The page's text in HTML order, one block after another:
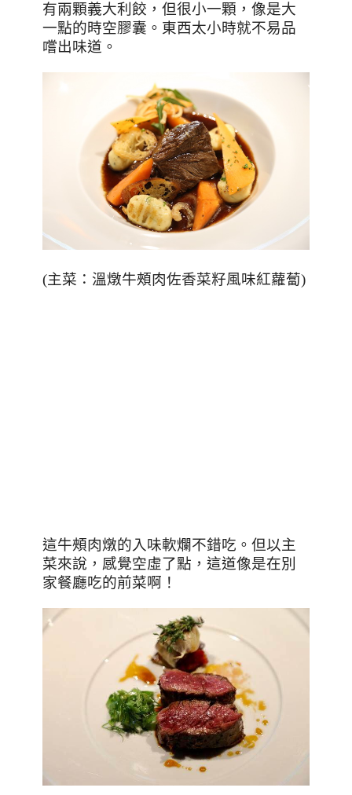
有兩顆義大利餃，但很小一顆，像是大
一點的時空膠囊。東西太小時就不易品
嚐出味道。
(主菜：溫燉牛頰肉佐香菜籽風味紅蘿蔔)
這牛頰肉燉的入味軟爛不錯吃。但以主
菜來說，感覺空虛了點，這道像是在別
家餐廳吃的前菜啊！